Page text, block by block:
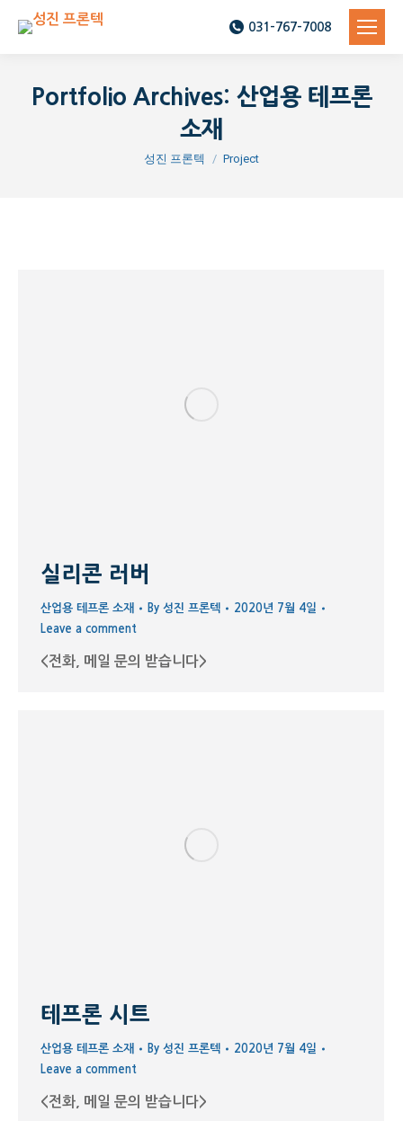
031-767-7008
Portfolio Archives: 산업용 테프론
소재
You are here:
성진 프론텍 Project
실리콘 러버
산업용 테프론 소재 By 성진 프론텍
2020년 7월 4일
Leave a comment
<전화, 메일 문의 받습니다>
테프론 시트
산업용 테프론 소재 By 성진 프론텍
2020년 7월 4일
Leave a comment
<전화, 메일 문의 받습니다>